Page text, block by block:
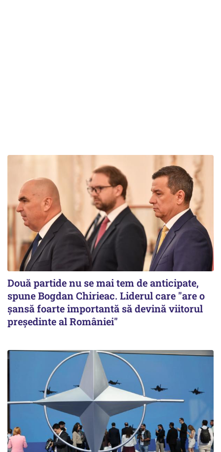
Două partide nu se mai tem de anticipate,
spune Bogdan Chirieac. Liderul care "are o
șansă foarte importantă să devină viitorul
președinte al României"